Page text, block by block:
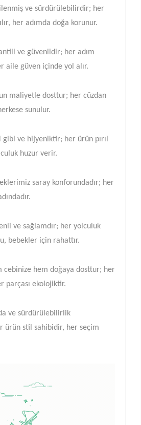
ve sürdürülebilirdir; her
her adımda doğa korunur.
ve güvenlidir; her adım
aile güven içinde yol alır.
maliyetle dosttur; her cüzdan
sunulur.
gibi ve hijyeniktir; her ürün pırıl
huzur verir.
saray konforundadır; her
ve sağlamdır; her yolculuk
bebekler için rahattır.
cebinize hem doğaya dosttur; her
parçası ekolojiktir.
ve sürdürülebilirlik
ürün stil sahibidir, her seçim